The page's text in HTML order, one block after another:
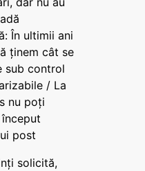
În ultimii ani
ținem cât se
sub control
/ La
nu poți
post
solicită,